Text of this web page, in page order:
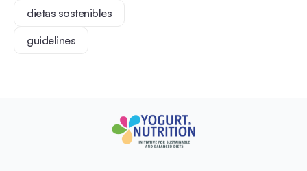
dietas sostenibles
guidelines